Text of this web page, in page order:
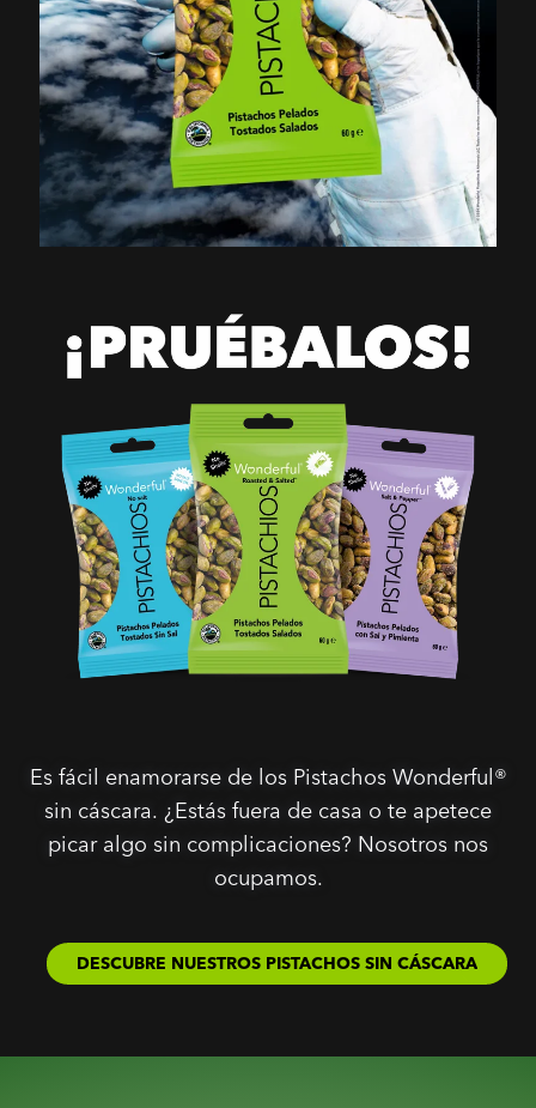
Es fácil enamorarse de los Pistachos Wonderful®
sin cáscara. ¿Estás fuera de casa o te apetece
picar algo sin complicaciones? Nosotros nos
ocupamos.
DESCUBRE NUESTROS PISTACHOS SIN CÁSCARA